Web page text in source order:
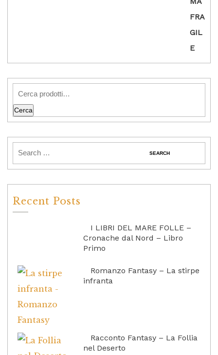
Cerca
Recent Posts
I LIBRI DEL MARE FOLLE –
Cronache dal Nord – Libro
Primo
Romanzo Fantasy – La stirpe
infranta
Racconto Fantasy – La Follia
nel Deserto